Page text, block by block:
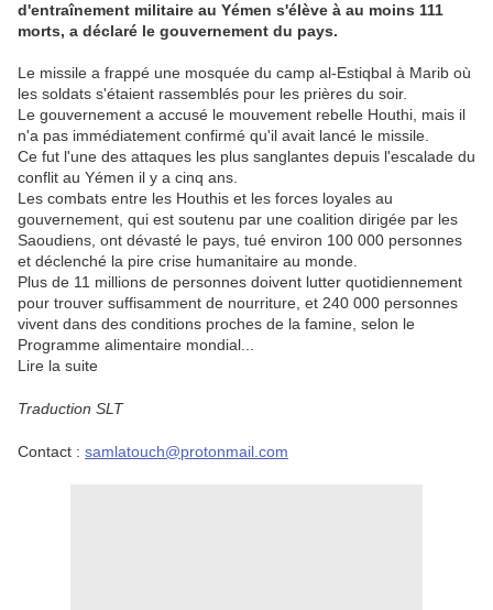
d'entraînement militaire au Yémen s'élève à au moins 111
morts, a déclaré le gouvernement du pays.
Le missile a frappé une mosquée du camp al-Estiqbal à Marib où
les soldats s'étaient rassemblés pour les prières du soir.
Le gouvernement a accusé le mouvement rebelle Houthi, mais il
n'a pas immédiatement confirmé qu'il avait lancé le missile.
Ce fut l'une des attaques les plus sanglantes depuis l'escalade du
conflit au Yémen il y a cinq ans.
Les combats entre les Houthis et les forces loyales au
gouvernement, qui est soutenu par une coalition dirigée par les
Saoudiens, ont dévasté le pays, tué environ 100 000 personnes
et déclenché la pire crise humanitaire au monde.
Plus de 11 millions de personnes doivent lutter quotidiennement
pour trouver suffisamment de nourriture, et 240 000 personnes
vivent dans des conditions proches de la famine, selon le
Programme alimentaire mondial...
Lire la suite
Traduction SLT
Contact : samlatouch@protonmail.com